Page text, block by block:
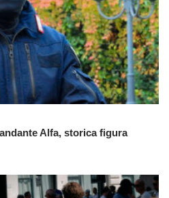
Alfa, storica figura